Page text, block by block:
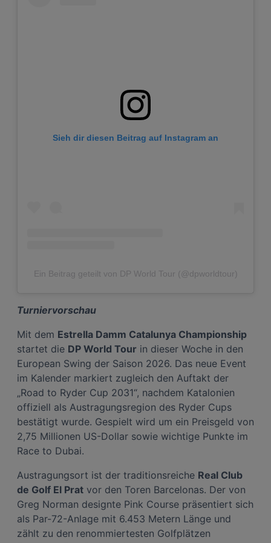
Sieh dir diesen Beitrag auf Instagram an
Ein Beitrag geteilt von DP World Tour (@dpworldtour)
Turniervorschau
Mit dem Estrella Damm Catalunya Championship
startet die DP World Tour in dieser Woche in den
European Swing der Saison 2026. Das neue Event
im Kalender markiert zugleich den Auftakt der
„Road to Ryder Cup 2031“, nachdem Katalonien
offiziell als Austragungsregion des Ryder Cups
bestätigt wurde. Gespielt wird um ein Preisgeld von
2,75 Millionen US-Dollar sowie wichtige Punkte im
Race to Dubai.
Austragungsort ist der traditionsreiche Real Club
de Golf El Prat vor den Toren Barcelonas. Der von
Greg Norman designte Pink Course präsentiert sich
als Par-72-Anlage mit 6.453 Metern Länge und
zählt zu den renommiertesten Golfplätzen